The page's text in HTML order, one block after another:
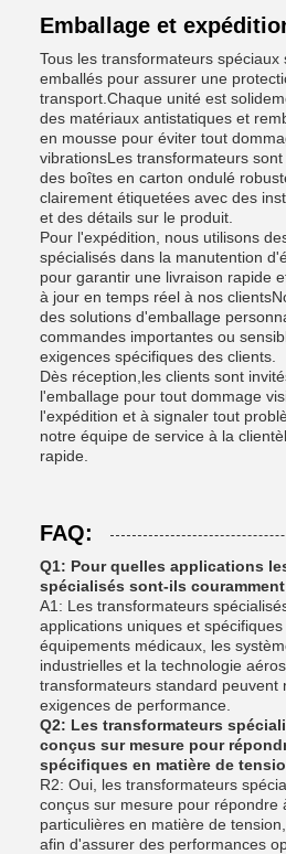
Emballage et
Tous les transformateurs
emballés pour assurer une
transport.Chaque unité est
des matériaux antistatiques et
en mousse pour éviter tout
vibrationsLes transformateurs
des boîtes en carton ondulé
clairement étiquetées avec des
et des détails sur le produit.
Pour l'expédition, nous utilisons
spécialisés dans la manutention
pour garantir une livraison rapide
à jour en temps réel à nos
des solutions d'emballage
commandes importantes ou
exigences spécifiques des clients.
Dès réception,les clients sont
l'emballage pour tout dommage
l'expédition et à signaler tout
notre équipe de service à la
rapide.
FAQ:
Q1: Pour quelles applications
spécialisés sont-ils
A1: Les transformateurs
applications uniques et
équipements médicaux, les
industrielles et la technologie
transformateurs standard peuvent
exigences de performance.
Q2: Les transformateurs
conçus sur mesure pour
spécifiques en matière de
R2: Oui, les transformateurs
conçus sur mesure pour répondre
particulières en matière de
afin d'assurer des performances